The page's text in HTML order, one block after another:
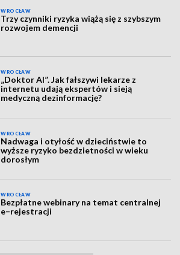
WROCŁAW
Trzy czynniki ryzyka wiążą się z szybszym
rozwojem demencji
WROCŁAW
„Doktor AI”. Jak fałszywi lekarze z
internetu udają ekspertów i sieją
medyczną dezinformację?
WROCŁAW
Nadwaga i otyłość w dzieciństwie to
wyższe ryzyko bezdzietności w wieku
dorosłym
WROCŁAW
Bezpłatne webinary na temat centralnej
e–rejestracji